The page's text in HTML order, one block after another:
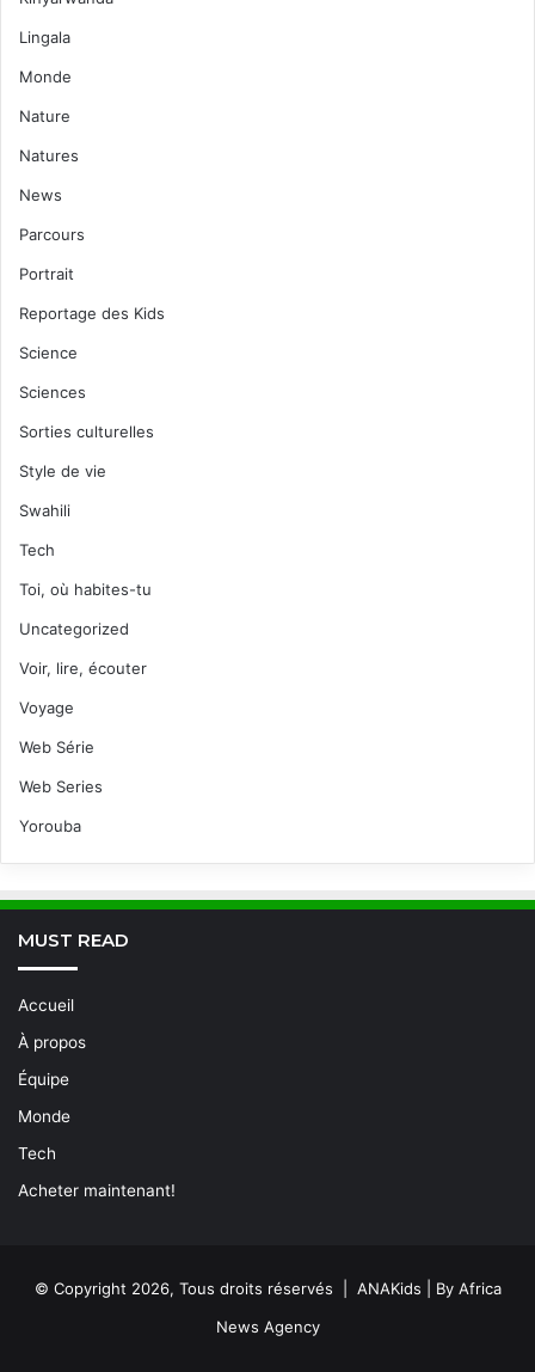
Lingala
Monde
Nature
Natures
News
Parcours
Portrait
Reportage des Kids
Science
Sciences
Sorties culturelles
Style de vie
Swahili
Tech
Toi, où habites-tu
Uncategorized
Voir, lire, écouter
Voyage
Web Série
Web Series
Yorouba
MUST READ
Accueil
À propos
Équipe
Monde
Tech
Acheter maintenant!
© Copyright 2026, Tous droits réservés | ANAKids | By Africa
News Agency